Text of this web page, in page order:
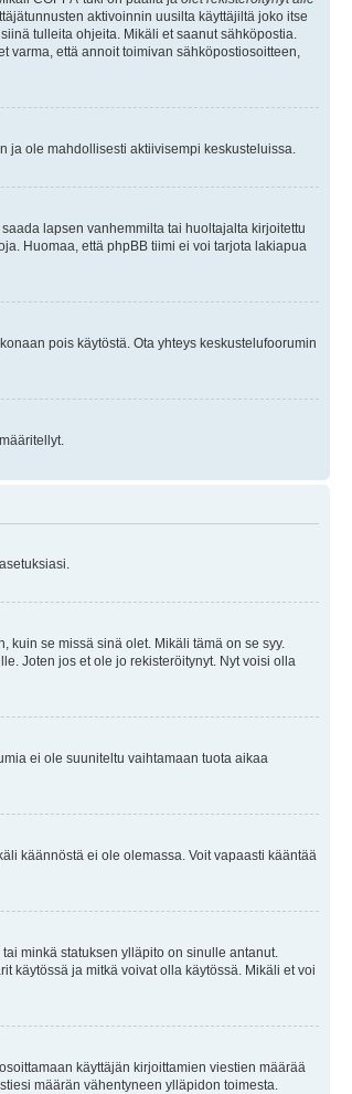
aktivoinnin uusilta käyttäjiltä joko itse
tulleita ohjeita. Mikäli et saanut sähköpostia.
varma, että annoit toimivan sähköpostiosoitteen,
ja ole mahdollisesti aktiivisempi keskusteluissa.
lapsen vanhemmilta tai huoltajalta kirjoitettu
Huomaa, että phpBB tiimi ei voi tarjota lakiapua
pois käytöstä. Ota yhteys keskustelufoorumin
se missä sinä olet. Mikäli tämä on se syy.
Joten jos et ole jo rekisteröitynyt. Nyt voisi olla
ei ole suuniteltu vaihtamaan tuota aikaa
käännöstä ei ole olemassa. Voit vapaasti kääntää
minkä statuksen ylläpito on sinulle antanut.
käytössä ja mitkä voivat olla käytössä. Mikäli et voi
käyttäjän kirjoittamien viestien määrää
määrän vähentyneen ylläpidon toimesta.